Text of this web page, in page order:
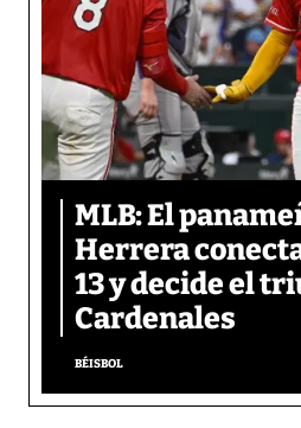
MLB: El
Herrera
13 y decide el
Cardenales
BÉISBOL